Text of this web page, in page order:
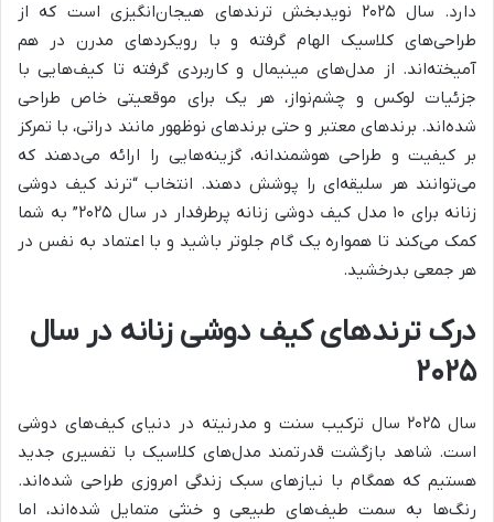
دارد. سال ۲۰۲۵ نویدبخش ترندهای هیجان‌انگیزی است که از
طراحی‌های کلاسیک الهام گرفته و با رویکردهای مدرن در هم
آمیخته‌اند. از مدل‌های مینیمال و کاربردی گرفته تا کیف‌هایی با
جزئیات لوکس و چشم‌نواز، هر یک برای موقعیتی خاص طراحی
شده‌اند. برندهای معتبر و حتی برندهای نوظهور مانند دراتی، با تمرکز
بر کیفیت و طراحی هوشمندانه، گزینه‌هایی را ارائه می‌دهند که
می‌توانند هر سلیقه‌ای را پوشش دهند. انتخاب “ترند کیف دوشی
زنانه برای ۱۰ مدل کیف دوشی زنانه پرطرفدار در سال ۲۰۲۵” به شما
کمک می‌کند تا همواره یک گام جلوتر باشید و با اعتماد به نفس در
هر جمعی بدرخشید.
درک ترندهای کیف دوشی زنانه در سال
۲۰۲۵
سال ۲۰۲۵ سال ترکیب سنت و مدرنیته در دنیای کیف‌های دوشی
است. شاهد بازگشت قدرتمند مدل‌های کلاسیک با تفسیری جدید
هستیم که همگام با نیازهای سبک زندگی امروزی طراحی شده‌اند.
رنگ‌ها به سمت طیف‌های طبیعی و خنثی متمایل شده‌اند، اما